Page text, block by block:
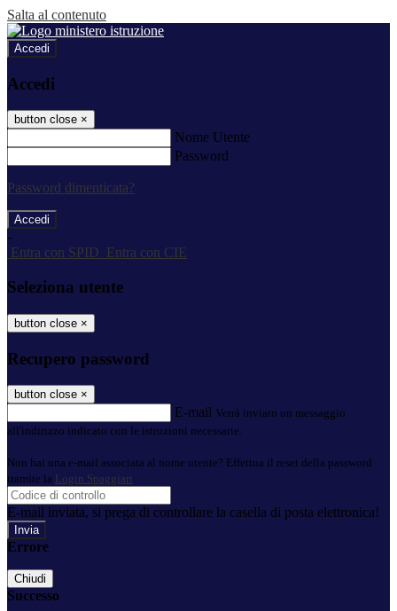
Salta al contenuto
Accedi
Accedi
button close ×
Nome Utente
Password
Password dimenticata?
-
Entra con SPID
Entra con CIE
Seleziona utente
button close ×
Recupero password
button close ×
E-mail Verrà inviato un messaggio
all'indirizzo indicato con le istruzioni necessarie.
Non hai una e-mail associata al nome utente? Effettua il reset della password
tramite la Login Spaggiari
E-mail inviata, si prega di controllare la casella di posta elettronica!
Errore
Chiudi
Successo